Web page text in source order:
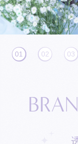
01 02 03
BRAN